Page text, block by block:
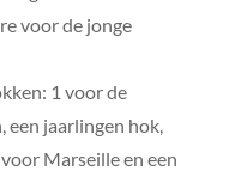
voor de jonge
1 voor de
een jaarlingen hok,
Marseille en een